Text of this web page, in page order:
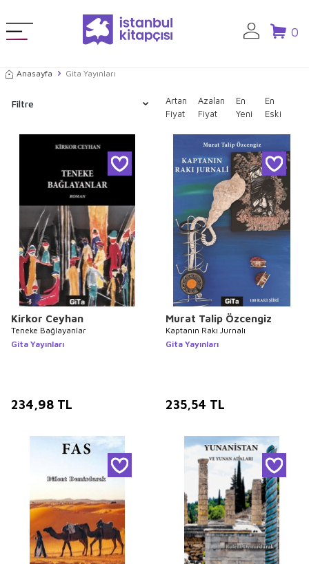
0
Anasayfa Gita Yayınları
Filtre
Artan
Fiyat
Azalan
Fiyat
En
Yeni
En
Eski
Kirkor Ceyhan
Teneke Bağlayanlar
Gita Yayınları
234,98 TL
Murat Talip Özcengiz
Kaptanın Rakı Jurnalı
Gita Yayınları
235,54 TL